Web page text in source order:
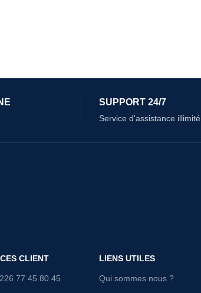
SUPPORT 24/7
Service d'assistance illimité
CLIENT
77 45 80 45
LIENS UTILES
Qui sommes nous ?